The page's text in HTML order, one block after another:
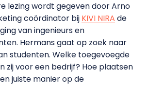
lezing wordt gegeven door Arno
coördinator bij KIVI NIRA de
van ingenieurs en
Hermans gaat op zoek naar
studenten. Welke toegevoegde
zij voor een bedrijf? Hoe plaatsen
juiste manier op de